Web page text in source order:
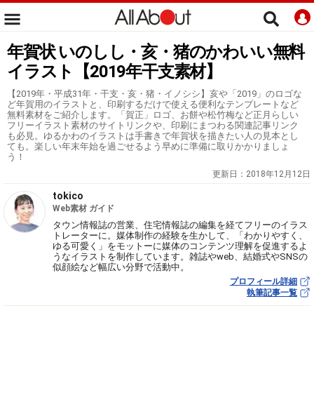
年賀状 いのしし・亥・猪のかわいい無料
イラスト【2019年干支素材】
【2019年・平成31年・干支・亥・猪・イノシシ】亥や「2019」のロゴな
ど年賀用のイラストと、印刷するだけで使える便利なテンプレートなど
無料素材をご紹介します。「賀正」ロゴ、お餅や松竹梅など正月らしい
フリーイラスト素材のサイトリンクや、印刷にまつわる関連記事リンク
も必見。ゆるかわのイラストは手書きで年賀状を描きたい人の見本とし
ても。楽しい年末年始を過ごせるよう早めに準備に取りかかりましょ
う！
更新日： 2018年12月12日
tokico
Web素材 ガイド
タウン情報誌の営業、住宅情報誌の編集を経てフリーのイラス
トレーターに。媒体制作の経験を生かして、「わかりやすく、
ゆる可愛く」をモットーに媒体のコンテンツ理解を促進するよ
うなイラストを制作しています。雑誌やweb、結婚式やSNSの
似顔絵など幅広い分野で活動中。
プロフィール詳細
執筆記事一覧